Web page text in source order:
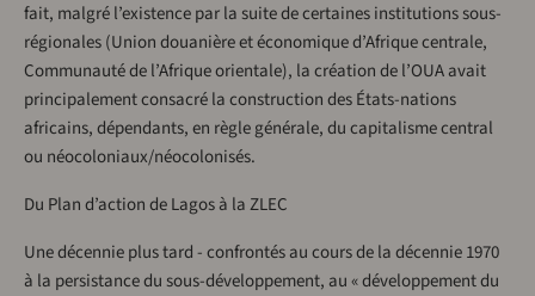
fait, malgré l’existence par la suite de certaines institutions sous-
régionales (Union douanière et économique d’Afrique centrale,
Communauté de l’Afrique orientale), la création de l’OUA avait
principalement consacré la construction des États-nations
africains, dépendants, en règle générale, du capitalisme central
ou néocoloniaux/néocolonisés.
Du Plan d’action de Lagos à la ZLEC
Une décennie plus tard - confrontés au cours de la décennie 1970
à la persistance du sous-développement, au « développement du